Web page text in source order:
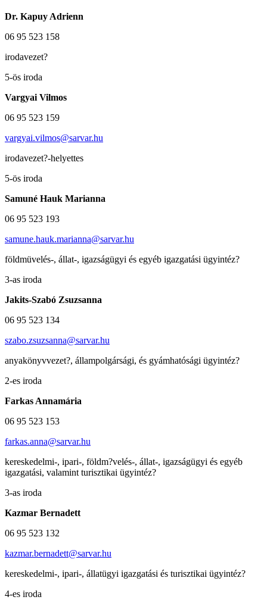
Dr. Kapuy Adrienn
06 95 523 158
irodavezet?
5-ös iroda
Vargyai Vilmos
06 95 523 159
vargyai.vilmos@sarvar.hu
irodavezet?-helyettes
5-ös iroda
Samuné Hauk Marianna
06 95 523 193
samune.hauk.marianna@sarvar.hu
földmüvelés-, állat-, igazságügyi és egyéb igazgatási ügyintéz?
3-as iroda
Jakits-Szabó Zsuzsanna
06 95 523 134
szabo.zsuzsanna@sarvar.hu
anyakönyvvezet?, állampolgársági, és gyámhatósági ügyintéz?
2-es iroda
Farkas Annamária
06 95 523 153
farkas.anna@sarvar.hu
kereskedelmi-, ipari-, földm?velés-, állat-, igazságügyi és egyéb
igazgatási, valamint turisztikai ügyintéz?
3-as iroda
Kazmar Bernadett
06 95 523 132
kazmar.bernadett@sarvar.hu
kereskedelmi-, ipari-, állatügyi igazgatási és turisztikai ügyintéz?
4-es iroda